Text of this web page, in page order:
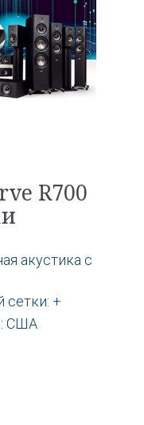
R700
акустика с
сетки: +
: США